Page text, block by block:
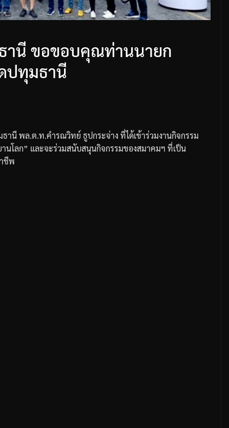
านี ขอขอบคุณท่านนายก
ปทุมธานี
ธานีพล.ต.ท.คำรณวิทย์ ธูปกระจ่าง ที่ได้เข้าร่วมงานกิจกรรม
นโลก” และจะร่วมสนับสนุนกิจกรรมของสมาคมฯ ที่เป็น
ชีพ